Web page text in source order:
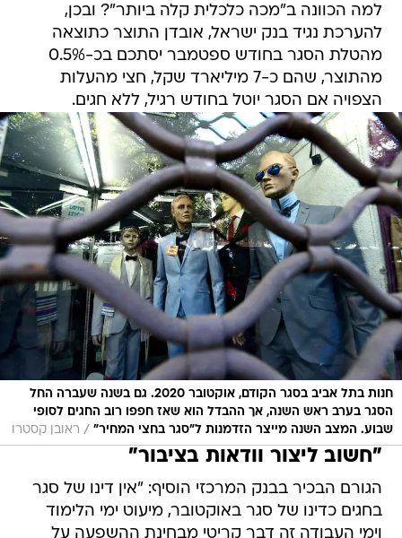
מהטלת הסגר בחודש ספטמבר יסתכם בכ-0.5%
מהתוצר, שהם כ-7 מיליארד שקל, חצי מהעלות
הצפויה אם הסגר יוטל בחודש רגיל, ללא חגים.
חנות בתל אביב בסגר הקודם, אוקטובר 2020. גם בשנה שעברה החל
הסגר בערב ראש השנה, אך ההבדל הוא שאז חפפו רוב החגים לסופי
"חשוב ליצור וודאות בציבור"
הגורם הבכיר בבנק המרכזי הוסיף: "אין דינו של סגר
בחגים כדינו של סגר באוקטובר, מיעוט ימי הלימוד
וימי העבודה זה דבר קריטי מבחינת ההשפעה על
המחיר הכלכלי של הסגר, ולכן מחיר ולכן הוא יהיה
זניח יותר סביב החגים".